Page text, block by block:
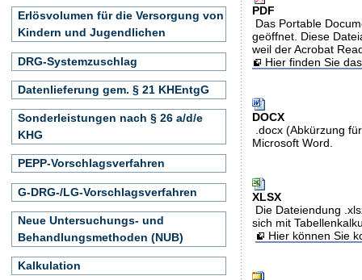
PDF
Das Portable
geöffnet. Diese
weil der Acrobat
Hier finden Sie
DOCX
.docx (Abkürzung
Microsoft Word.
XLSX
Die Dateiendung
sich mit
Hier können Sie
Erlösvolumen für die Versorgung von
Kindern und Jugendlichen
DRG-Systemzuschlag
Datenlieferung gem. § 21 KHEntgG
Sonderleistungen nach § 26 a/d/e
KHG
PEPP-Vorschlagsverfahren
G-DRG-/LG-Vorschlagsverfahren
Neue Untersuchungs- und
Behandlungsmethoden (NUB)
Kalkulation